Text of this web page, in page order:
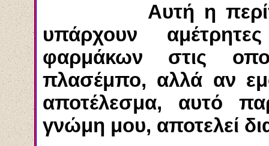
Αυτή η
υπάρχουν
φαρμάκων στις
πλασέμπο, αλλά αν
αποτέλεσμα, αυτό
γνώμη μου, αποτελεί